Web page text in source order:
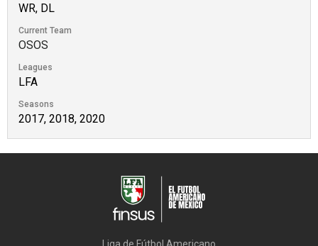
WR, DL
Current Team
OSOS
Leagues
LFA
Seasons
2017, 2018, 2020